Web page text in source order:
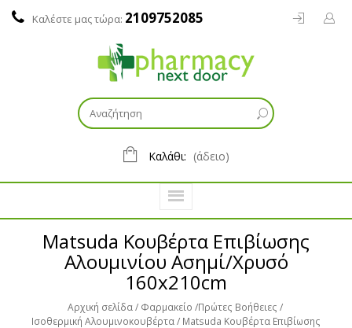
Καλέστε μας τώρα: 2109752085
Καλάθι: (άδειο)
Matsuda Κουβέρτα Επιβίωσης
Αλουμινίου Ασημί/Χρυσό
160x210cm
Αρχική σελίδα Φαρμακείο Πρώτες Βοήθειες
Ισοθερμική Αλουμινοκουβέρτα
Matsuda Κουβέρτα Επιβίωσης